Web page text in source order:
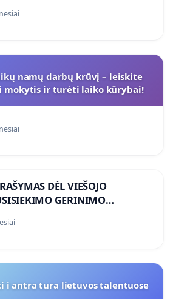
namų darbų krūvį – leiskite
mokytis ir turėti laiko kūrybai!
DĖL VIEŠOJO
GERINIMO
i antra tura lietuvos talentuose